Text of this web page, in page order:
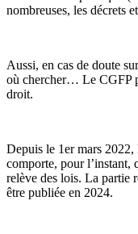
nombreuses, les décrets
Aussi, en cas de doute
où chercher… Le CGFP
droit.
Depuis le 1er mars
comporte, pour l’instant,
relève des lois. La partie
être publiée en 2024.